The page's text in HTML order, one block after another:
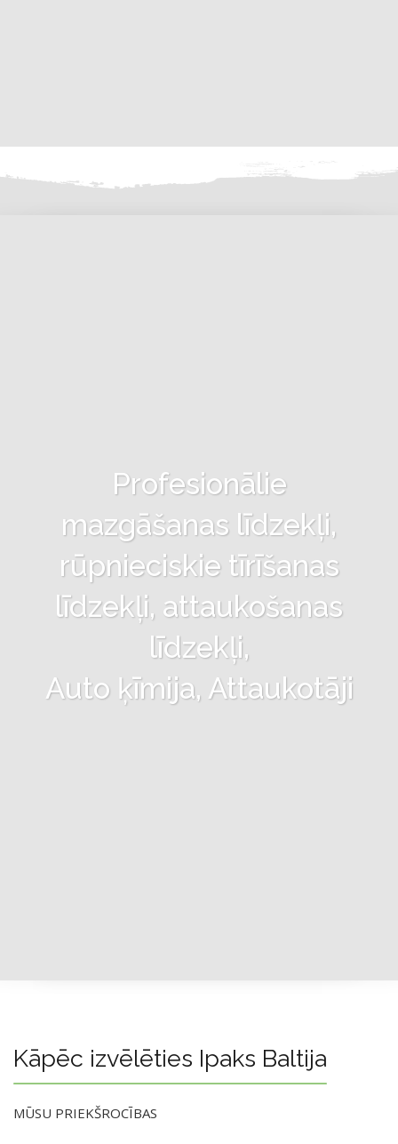
Profesionālie
mazgāšanas līdzekļi,
rūpnieciskie tīrīšanas
līdzekļi, attaukošanas
līdzekļi,
Auto ķīmija, Attaukotāji
Kāpēc izvēlēties Ipaks Baltija
MŪSU PRIEKŠROCĪBAS